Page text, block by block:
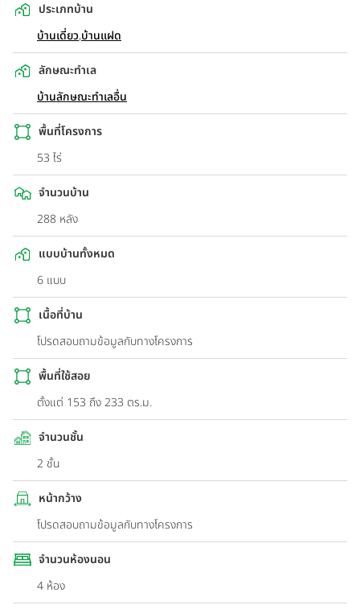
ประเภทบ้าน
บ้านเดี่ยว,บ้านแฝด
ลักษณะทำเล
บ้านลักษณะทำเลอื่น
พื้นที่โครงการ
53 ไร่
จำนวนบ้าน
288 หลัง
แบบบ้านทั้งหมด
6 แบบ
เนื้อที่บ้าน
โปรดสอบถามข้อมูลกับทางโครงการ
พื้นที่ใช้สอย
ตั้งแต่ 153 ถึง 233 ตร.ม.
จำนวนชั้น
2 ชั้น
หน้ากว้าง
โปรดสอบถามข้อมูลกับทางโครงการ
จำนวนห้องนอน
4 ห้อง